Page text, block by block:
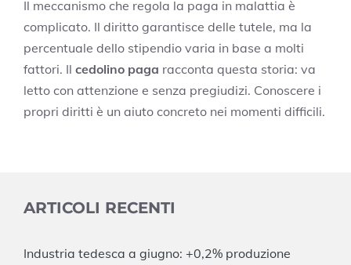
Il meccanismo che regola la paga in malattia è
complicato. Il diritto garantisce delle tutele, ma la
percentuale dello stipendio varia in base a molti
fattori. Il cedolino paga racconta questa storia: va
letto con attenzione e senza pregiudizi. Conoscere i
propri diritti è un aiuto concreto nei momenti difficili.
ARTICOLI RECENTI
Industria tedesca a giugno: +0,2% produzione